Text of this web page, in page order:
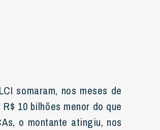
somaram, nos meses de
10 bilhões menor do que
o montante atingiu, nos